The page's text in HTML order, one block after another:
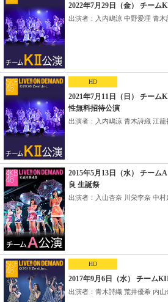
2022年7月29日（金） チー
出演者：入内嶋涼 中野愛理 青木
HD
2021年7月11日（日） チー
性無料招待公演
出演者：入内嶋涼 青木詩織 江籠
2015年5月13日（水） チーム
良 生誕祭
出演者：入山杏奈 川栄李奈 中村
HD
2017年9月6日（水） チーム
出演者：青木詩織 荒井優希 内山